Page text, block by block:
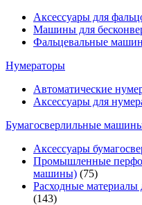
Аксессуары для
Машины для
Фальцевальные
Нумераторы
Автоматические
Аксессуары для
Бумагосверлильные
Аксессуары
Промышленные
машины) (75)
Расходные
(143)